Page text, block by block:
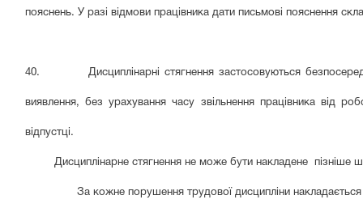
пояснень. У разі відмови працівника дати письмові пояснення
40. Дисциплінарні стягнення застосовуються
виявлення, без урахування часу звільнення працівника від
відпустці.
Дисциплінарне стягнення не може бути накладене пізніше
За кожне порушення трудової дисципліни накладається